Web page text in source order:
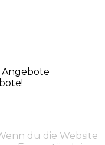
du die Website